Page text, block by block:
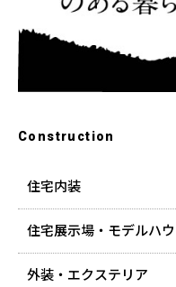
Construction
住宅内装
住宅展示場・モデルハ
外装・エクステリア